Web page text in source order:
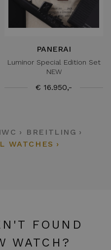
PANERAI
Luminor Special Edition Set
NEW
€ 16.950,-
IWC
BREITLING
WATCHES
FOUND
WATCH?